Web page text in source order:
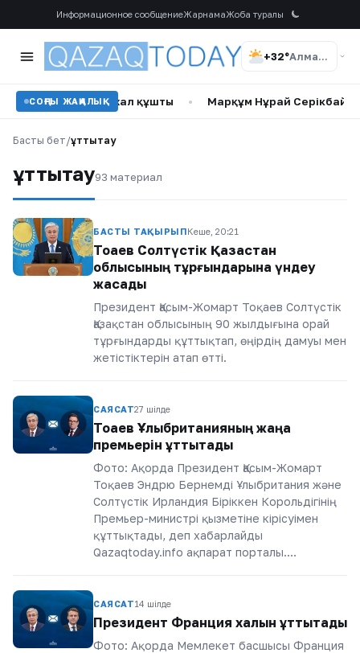
Информационное сообщениеЖарнамаЖоба туралы
+32° Алматы
СОҢҒЫ ЖАҢАЛЫҚ
ер адам ажал құшты Марқұм Нұрай
Басты бет/құттықтау
құттықтау93 материал
БАСТЫ ТАҚЫРЫПКеше, 20:21
Тоқаев Солтүстік Қазақстан
облысының тұрғындарына үндеу
жасады
Президент Қасым-Жомарт Тоқаев Солтүстік
Қазақстан облысының 90 жылдығына орай
тұрғындарды құттықтап, өңірдің дамуы мен
жетістіктерін атап өтті.
САЯСАТ27 шілде
Тоқаев Ұлыбританияның жаңа
премьерін құттықтады
Фото: Ақорда Президент Қасым-Жомарт
Тоқаев Эндрю Бернемді Ұлыбритания және
Солтүстік Ирландия Біріккен Корольдігінің
Премьер-министрі қызметіне кірісуімен
құттықтады, деп хабарлайды
Qazaqtoday.info ақпарат порталы.…
САЯСАТ14 шілде
Президент Франция халқын құттықтады
Фото: Ақорда Мемлекет басшысы Франция